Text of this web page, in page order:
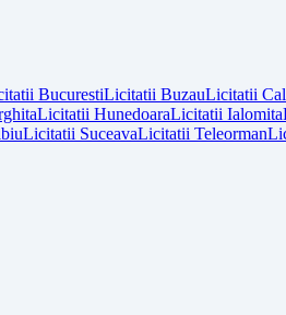
BucurestiLicitatii BuzauLicitatii
Licitatii HunedoaraLicitatii Ialomita
Licitatii SuceavaLicitatii Teleorman